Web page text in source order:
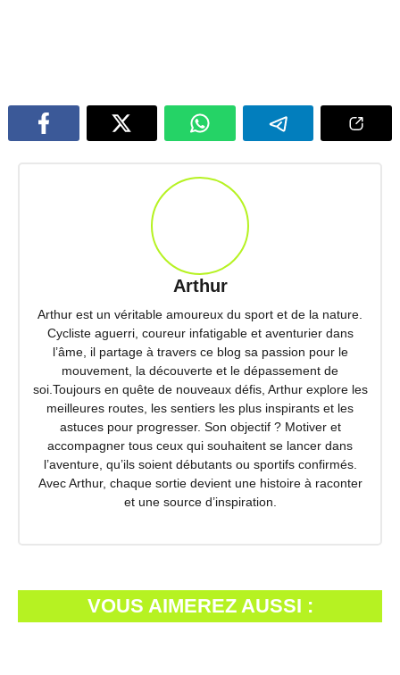
Arthur
Arthur est un véritable amoureux du sport et de la nature.
Cycliste aguerri, coureur infatigable et aventurier dans
l’âme, il partage à travers ce blog sa passion pour le
mouvement, la découverte et le dépassement de
soi.Toujours en quête de nouveaux défis, Arthur explore les
meilleures routes, les sentiers les plus inspirants et les
astuces pour progresser. Son objectif ? Motiver et
accompagner tous ceux qui souhaitent se lancer dans
l’aventure, qu’ils soient débutants ou sportifs confirmés.
Avec Arthur, chaque sortie devient une histoire à raconter
et une source d’inspiration.
VOUS AIMEREZ AUSSI :